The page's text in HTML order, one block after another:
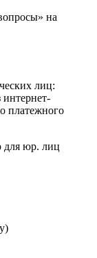
на
лиц:
интернет-
платежного
для юр. лиц